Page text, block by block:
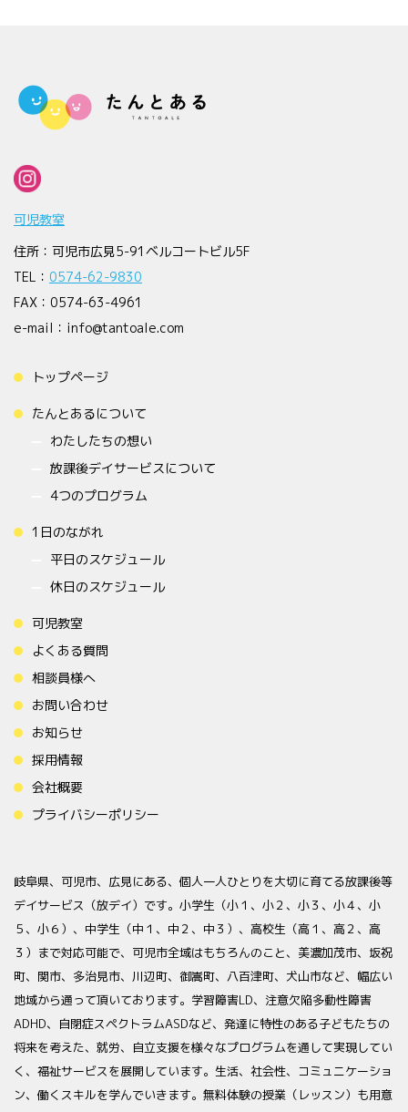
可児教室
住所：可児市広見5-91ベルコートビル5F
TEL： 0574-62-9830
FAX：0574-63-4961
e-mail：info@tantoale.com
トップページ
たんとあるについて
わたしたちの想い
放課後デイサービスについて
4つのプログラム
1日のながれ
平日のスケジュール
休日のスケジュール
可児教室
よくある質問
相談員様へ
お問い合わせ
お知らせ
採用情報
会社概要
プライバシーポリシー
岐阜県、可児市、広見にある、個人一人ひとりを大切に育てる放課後等
デイサービス（放デイ）です。小学生（小１、小２、小３、小４、小
５、小６）、中学生（中１、中２、中３）、高校生（高１、高２、高
３）まで対応可能で、可児市全域はもちろんのこと、美濃加茂市、坂祝
町、関市、多治見市、川辺町、御嵩町、八百津町、犬山市など、幅広い
地域から通って頂いております。学習障害LD、注意欠陥多動性障害
ADHD、自閉症スペクトラムASDなど、発達に特性のある子どもたちの
将来を考えた、就労、自立支援を様々なプログラムを通して実現してい
く、福祉サービスを展開しています。生活、社会性、コミュニケーショ
ン、働くスキルを学んでいきます。無料体験の授業（レッスン）も用意